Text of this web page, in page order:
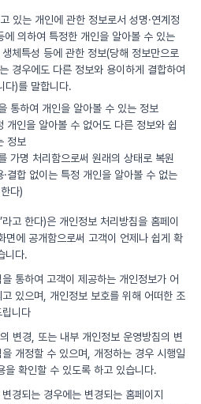
있는 개인에 관한 정보로서 성명·연계정
의하여 특정한 개인을 알아볼 수 있는
생체특성 등에 관한 정보(당해 정보만으로
경우에도 다른 정보와 용이하게 결합하여
다)를 말합니다.
통하여 개인을 알아볼 수 있는 정보
개인을 알아볼 수 없어도 다른 정보와 쉽
정보
가명 처리함으로써 원래의 상태로 복원
결합 없이는 특정 개인을 알아볼 수 없는
다)
고 한다)은 개인정보 처리방침을 홈페이
면에 공개함으로써 고객이 언제나 쉽게 확
니다.
통하여 고객이 제공하는 개인정보가 어
있으며, 개인정보 보호를 위해 어떠한 조
니다
변경, 또는 내부 개인정보 운영방침의 변
개정할 수 있으며, 개정하는 경우 시행일
을 확인할 수 있도록 하고 있습니다.
경되는 경우에는 변경되는 홈페이지